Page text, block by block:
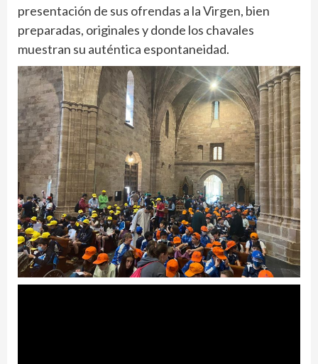
presentación de sus ofrendas a la Virgen, bien
preparadas, originales y donde los chavales
muestran su auténtica espontaneidad.